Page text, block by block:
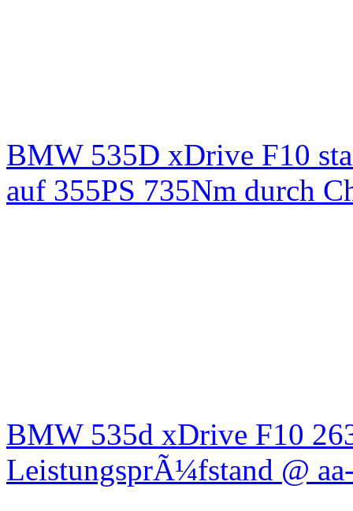
BMW 535D xDrive F10
auf 355PS 735Nm durch
BMW 535d xDrive F10
LeistungsprÃ¼fstand @